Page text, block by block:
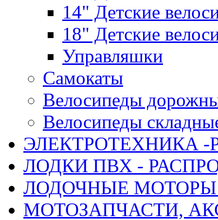
14" Детские
18" Детские
Управляшки
Самокаты
Велосипеды
Велосипеды
ЭЛЕКТРОТЕХНИКА
ЛОДКИ ПВХ -
ЛОДОЧНЫЕ
МОТОЗАПЧАСТИ,